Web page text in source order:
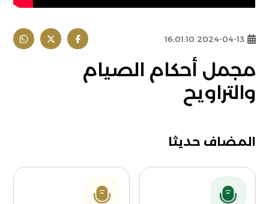
2024-04-13 16:01:10
مجمل أحكام الصيام
والتراويح
المضاف حديثا